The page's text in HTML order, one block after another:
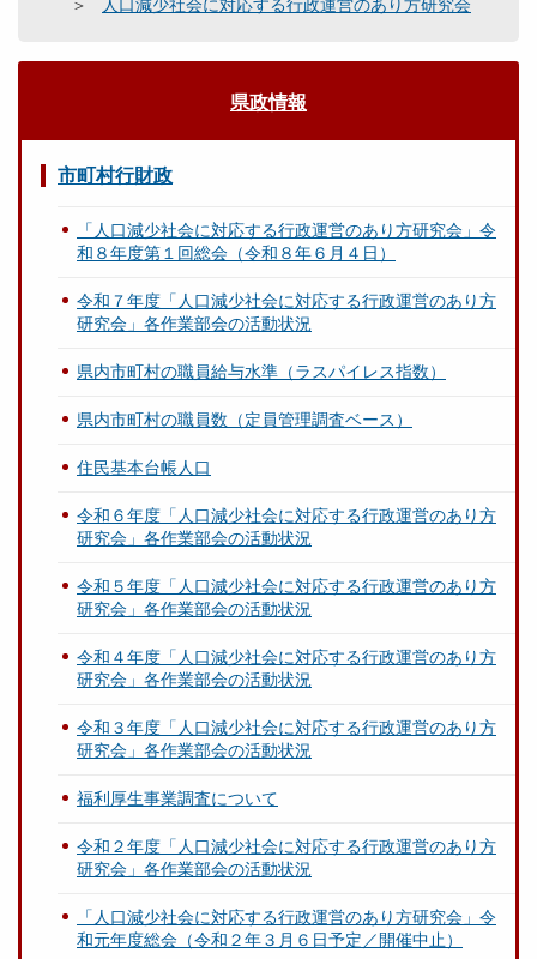
人口減少社会に対応する行政運営のあり方研究会
県政情報
市町村行財政
「人口減少社会に対応する行政運営のあり方研究会」令
和８年度第１回総会（令和８年６月４日）
令和７年度「人口減少社会に対応する行政運営のあり方
研究会」各作業部会の活動状況
県内市町村の職員給与水準（ラスパイレス指数）
県内市町村の職員数（定員管理調査ベース）
住民基本台帳人口
令和６年度「人口減少社会に対応する行政運営のあり方
研究会」各作業部会の活動状況
令和５年度「人口減少社会に対応する行政運営のあり方
研究会」各作業部会の活動状況
令和４年度「人口減少社会に対応する行政運営のあり方
研究会」各作業部会の活動状況
令和３年度「人口減少社会に対応する行政運営のあり方
研究会」各作業部会の活動状況
福利厚生事業調査について
令和２年度「人口減少社会に対応する行政運営のあり方
研究会」各作業部会の活動状況
「人口減少社会に対応する行政運営のあり方研究会」令
和元年度総会（令和２年３月６日予定／開催中止）